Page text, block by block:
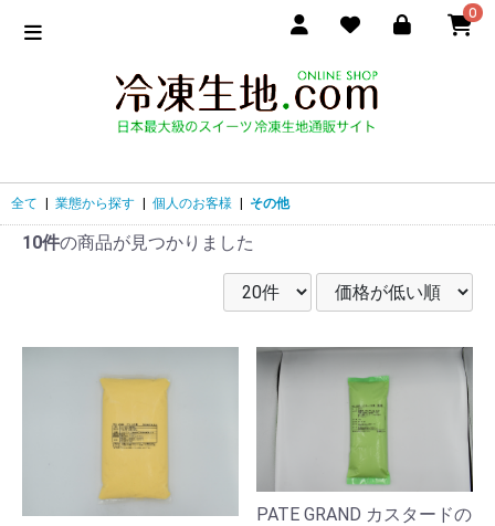
0
全て 業態から探す 個人のお客様 その他
10件の商品が見つかりました
PATE GRAND カスタードの